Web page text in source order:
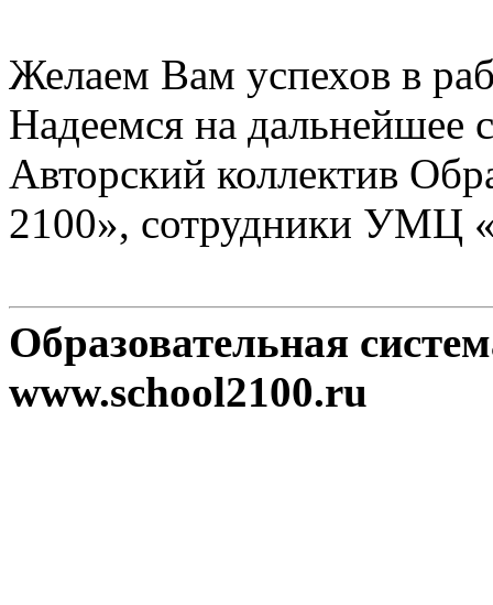
Желаем Вам успехов в
Надеемся на дальнейшее
Авторский коллектив
2100», сотрудники УМЦ
Образовательная
www.school2100.ru